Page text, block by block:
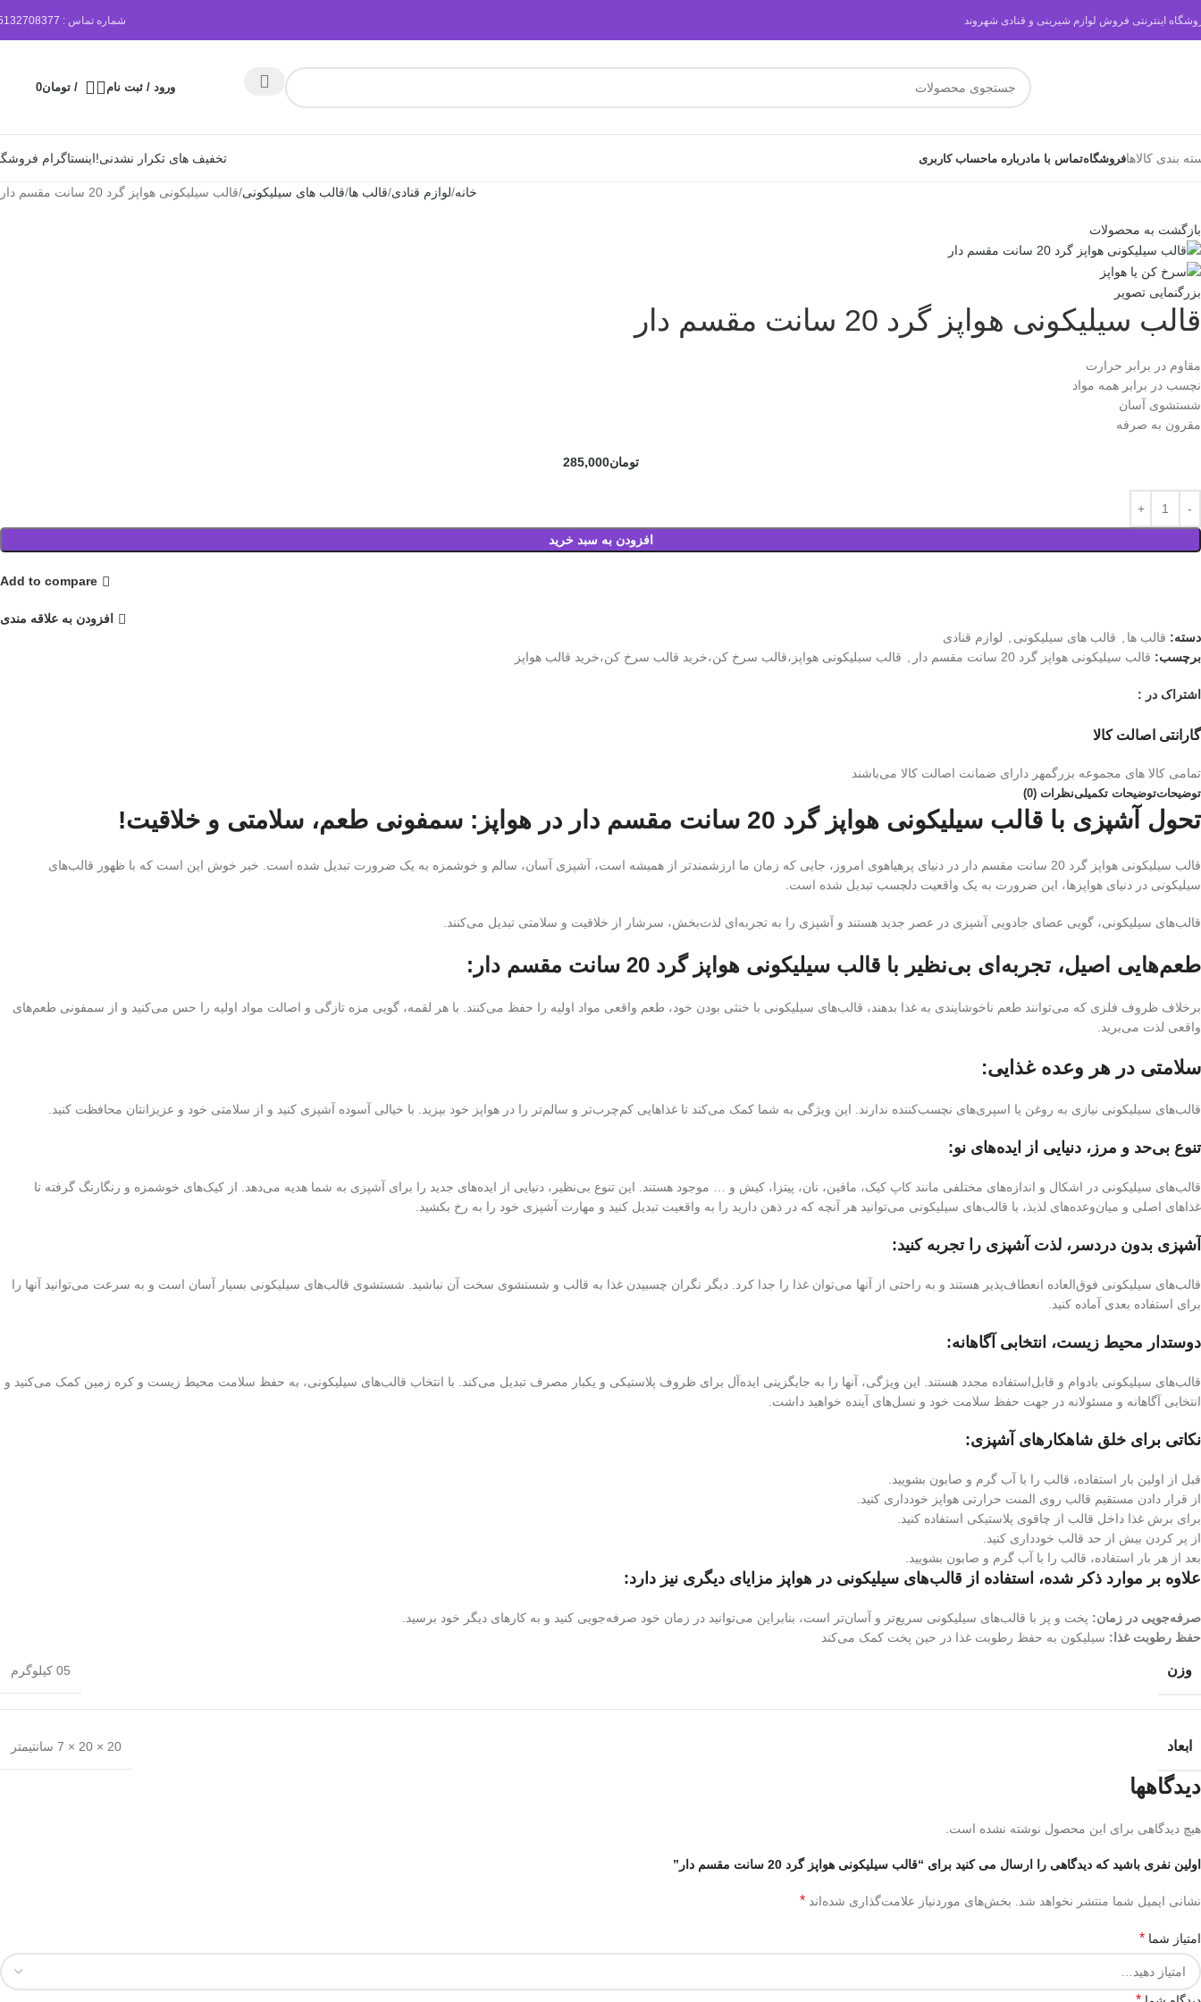
اینترنتی فروش لوازم شیرینی و قنادی شهروند شماره تماس :
ورود / ثبت نام / تومان0
بندی کالاهافروشگاهتماس با مادرباره ماحساب کاربری تخفیف های تکرار نشدنی!اینستاگرام
خانه لوازم قنادی قالب ها قالب های سیلیکونی قالب سیلیکونی هواپز گرد 20 سانت مقسم دار
بازگشت به محصولات
بزرگنمایی تصویر
قالب سیلیکونی هواپز گرد 20 سانت مقسم دار
مقاوم در برابر حرارت
نچسب در برابر همه مواد
شستشوی آسان
مقرون به صرفه
تومان285,000
افزودن به سبد خرید
Add to compare
افزودن به علاقه مندی
دسته: قالب ها قالب های سیلیکونی
لوازم قنادی
برچسب: قالب سیلیکونی هواپز گرد 20 سانت مقسم دار قالب سیلیکونی هواپز،قالب سرخ کن،خرید قالب سرخ کن،خرید قالب هواپز
اشتراک در :
گارانتی اصالت کالا
تمامی کالا های مجموعه بزرگمهر دارای ضمانت اصالت کالا می‌باشند
توضیحاتتوضیحات تکمیلینظرات (0)
تحول آشپزی با قالب سیلیکونی هواپز گرد 20 سانت مقسم دار در هواپز: سمفونی طعم، سلامتی و خلاقیت!
قالب سیلیکونی هواپز گرد 20 سانت مقسم دار در دنیای پرهیاهوی امروز، جایی که زمان ما ارزشمندتر از همیشه است، آشپزی آسان، سالم و خوشمزه به یک ضرورت تبدیل شده است. خبر خوش این است که با ظهور قالب‌های
سیلیکونی در دنیای هواپزها، این ضرورت به یک واقعیت دلچسب تبدیل شده است.
قالب‌های سیلیکونی، گویی عصای جادویی آشپزی در عصر جدید هستند و آشپزی را به تجربه‌ای لذت‌بخش، سرشار از خلاقیت و سلامتی تبدیل می‌کنند.
طعم‌هایی اصیل، تجربه‌ای بی‌نظیر با قالب سیلیکونی هواپز گرد 20 سانت مقسم دار:
برخلاف ظروف فلزی که می‌توانند طعم ناخوشایندی به غذا بدهند، قالب‌های سیلیکونی با خنثی بودن خود، طعم واقعی مواد اولیه را حفظ می‌کنند. با هر لقمه، گویی مزه تازگی و اصالت مواد اولیه را حس می‌کنید و از سمفونی طعم‌های
واقعی لذت می‌برید.
سلامتی در هر وعده غذایی:
قالب‌های سیلیکونی نیازی به روغن یا اسپری‌های نچسب‌کننده ندارند. این ویژگی به شما کمک می‌کند تا غذاهایی کم‌چرب‌تر و سالم‌تر را در هواپز خود بپزید. با خیالی آسوده آشپزی کنید و از سلامتی خود و عزیزانتان محافظت کنید.
تنوع بی‌حد و مرز، دنیایی از ایده‌های نو:
قالب‌های سیلیکونی در اشکال و اندازه‌های مختلفی مانند کاپ کیک، مافین، نان، پیتزا، کیش و … موجود هستند. این تنوع بی‌نظیر، دنیایی از ایده‌های جدید را برای آشپزی به شما هدیه می‌دهد. از کیک‌های خوشمزه و رنگارنگ گرفته تا
غذاهای اصلی و میان‌وعده‌های لذیذ، با قالب‌های سیلیکونی می‌توانید هر آنچه که در ذهن دارید را به واقعیت تبدیل کنید و مهارت آشپزی خود را به رخ بکشید.
آشپزی بدون دردسر، لذت آشپزی را تجربه کنید:
قالب‌های سیلیکونی فوق‌العاده انعطاف‌پذیر هستند و به راحتی از آنها می‌توان غذا را جدا کرد. دیگر نگران چسبیدن غذا به قالب و شستشوی سخت آن نباشید. شستشوی قالب‌های سیلیکونی بسیار آسان است و به سرعت می‌توانید آنها را
برای استفاده بعدی آماده کنید.
دوستدار محیط زیست، انتخابی آگاهانه:
قالب‌های سیلیکونی بادوام و قابل‌استفاده مجدد هستند. این ویژگی، آنها را به جایگزینی ایده‌آل برای ظروف پلاستیکی و یکبار مصرف تبدیل می‌کند. با انتخاب قالب‌های سیلیکونی، به حفظ سلامت محیط زیست و کره زمین کمک می‌کنید و
انتخابی آگاهانه و مسئولانه در جهت حفظ سلامت خود و نسل‌های آینده خواهید داشت.
نکاتی برای خلق شاهکارهای آشپزی:
قبل از اولین بار استفاده، قالب را با آب گرم و صابون بشویید.
از قرار دادن مستقیم قالب روی المنت حرارتی هواپز خودداری کنید.
برای برش غذا داخل قالب از چاقوی پلاستیکی استفاده کنید.
از پر کردن بیش از حد قالب خودداری کنید.
بعد از هر بار استفاده، قالب را با آب گرم و صابون بشویید.
علاوه بر موارد ذکر شده، استفاده از قالب‌های سیلیکونی در هواپز مزایای دیگری نیز دارد:
صرفه‌جویی در زمان: پخت و پز با قالب‌های سیلیکونی سریع‌تر و آسان‌تر است، بنابراین می‌توانید در زمان خود صرفه‌جویی کنید و به کارهای دیگر خود برسید.
حفظ رطوبت غذا: سیلیکون به حفظ رطوبت غذا در حین پخت کمک می‌کند
وزن 05 کیلوگرم
ابعاد 20 × 20 × 7 سانتیمتر
دیدگاهها
هیچ دیدگاهی برای این محصول نوشته نشده است.
اولین نفری باشید که دیدگاهی را ارسال می کنید برای “قالب سیلیکونی هواپز گرد 20 سانت مقسم دار”
نشانی ایمیل شما منتشر نخواهد شد. بخش‌های موردنیاز علامت‌گذاری شده‌اند *
امتیاز شما *